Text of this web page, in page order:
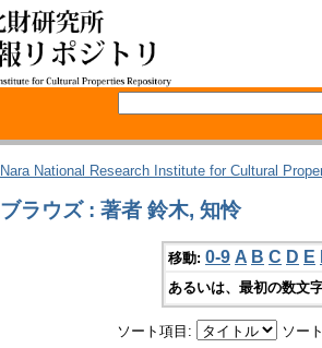
Nara National Research Institute for Cultural
ブラウズ : 著者 鈴木, 知怜
移動: 0-9 A B C D E
あるいは、最初の数文
ソート項目: ソー